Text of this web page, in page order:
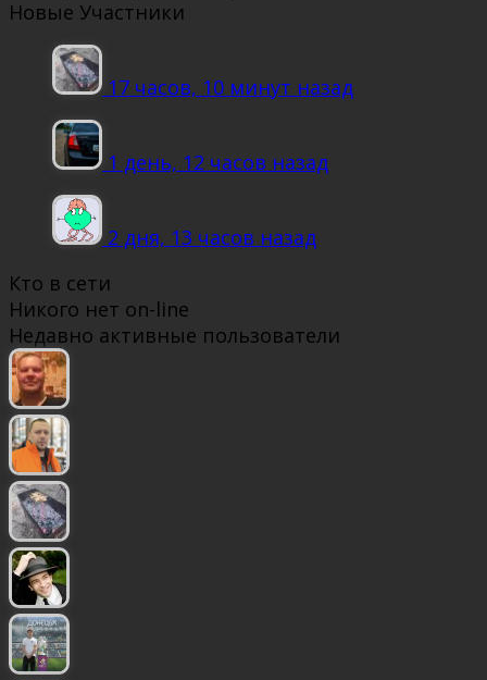
Новые Участники
17 часов, 10 минут назад
1 день, 12 часов назад
2 дня, 13 часов назад
Кто в сети
Никого нет on-line
Недавно активные пользователи